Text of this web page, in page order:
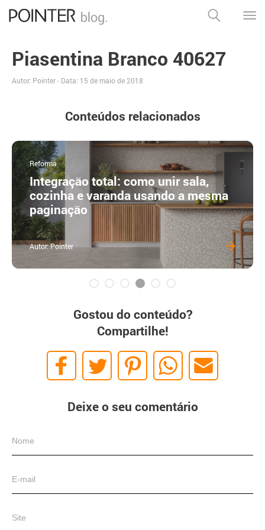
Piasentina Branco 40627
Autor: Pointer - Data: 15 de maio de 2018
Conteúdos relacionados
Reforma
Integração total: como unir sala,
cozinha e varanda usando a mesma
paginação
Autor: Pointer
Gostou do conteúdo?
Compartilhe!
Deixe o seu comentário